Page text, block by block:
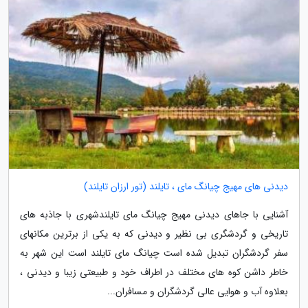
دیدنی های مهیج چیانگ مای ، تایلند (تور ارزان تایلند)
آشنایی با جاهای دیدنی مهیج چیانگ مای تایلندشهری با جاذبه های
تاریخی و گردشگری بی نظیر و دیدنی که به یکی از برترین مکانهای
سفر گردشگران تبدیل شده است چیانگ مای تایلند است این شهر به
خاطر داشن کوه های مختلف در اطراف خود و طبیعتی زیبا و دیدنی ،
بعلاوه آب و هوایی عالی گردشگران و مسافران...